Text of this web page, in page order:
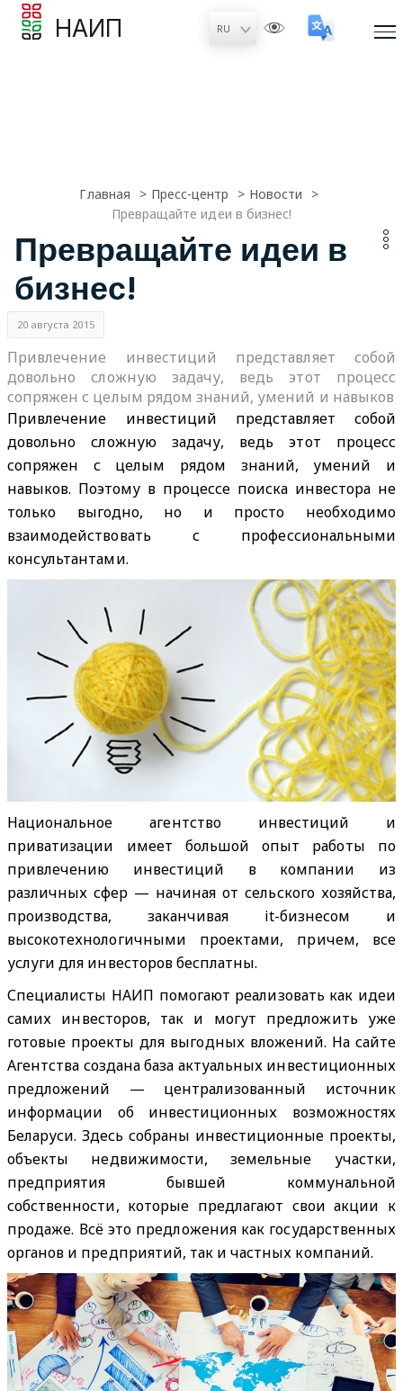
НАИП
Главная Пресс-центр
Новости
Превращайте идеи в бизнес!
Превращайте идеи в
бизнес!
20 августа 2015
Привлечение инвестиций представляет собой
довольно сложную задачу, ведь этот процесс
сопряжен с целым рядом знаний, умений и навыков
Привлечение инвестиций представляет собой
довольно сложную задачу, ведь этот процесс
сопряжен с целым рядом знаний, умений и
навыков. Поэтому в процессе поиска инвестора не
только выгодно, но и просто необходимо
взаимодействовать с профессиональными
консультантами.
Национальное агентство инвестиций и
приватизации имеет большой опыт работы по
привлечению инвестиций в компании из
различных сфер — начиная от сельского хозяйства,
производства, заканчивая it-бизнесом и
высокотехнологичными проектами, причем, все
услуги для инвесторов бесплатны.
Специалисты НАИП помогают реализовать как идеи
самих инвесторов, так и могут предложить уже
готовые проекты для выгодных вложений. На сайте
Агентства создана база актуальных инвестиционных
предложений — централизованный источник
информации об инвестиционных возможностях
Беларуси. Здесь собраны инвестиционные проекты,
объекты недвижимости, земельные участки,
предприятия бывшей коммунальной
собственности, которые предлагают свои акции к
продаже. Всё это предложения как государственных
органов и предприятий, так и частных компаний.